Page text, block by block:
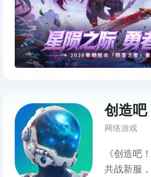
创造吧
网络游戏
《创造吧
共战新服，手机上